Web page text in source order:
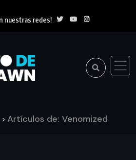
nuestras redes!
> Artículos de: Venomized